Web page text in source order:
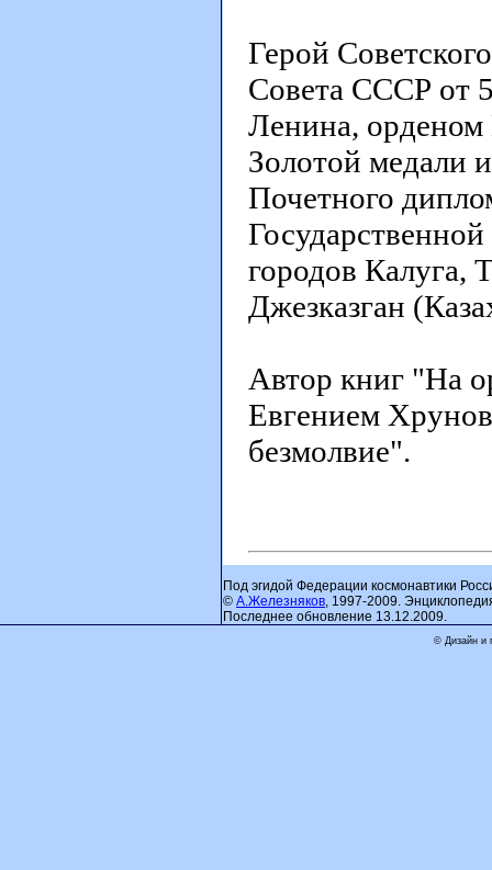
Герой
Совета СССР от
Ленина, орденом
Золотой медали
Почетного
городов Калуга,
Джезказган
Автор книг "На
Евгением
безмолвие".
Под эгидой Федерации космонавтики
© А.Железняков, 1997-2009.
Последнее обновление 13.12.2009.
© Дизайн и